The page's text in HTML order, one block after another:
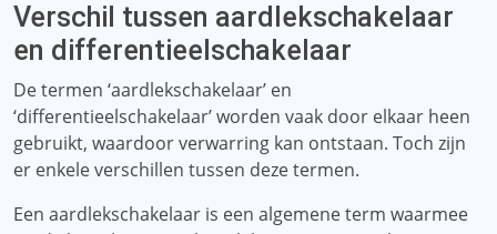
Verschil tussen aardlekschakelaar
en differentieelschakelaar
De termen ‘aardlekschakelaar’ en
‘differentieelschakelaar’ worden vaak door elkaar heen
gebruikt, waardoor verwarring kan ontstaan. Toch zijn
er enkele verschillen tussen deze termen.
Een aardlekschakelaar is een algemene term waarmee